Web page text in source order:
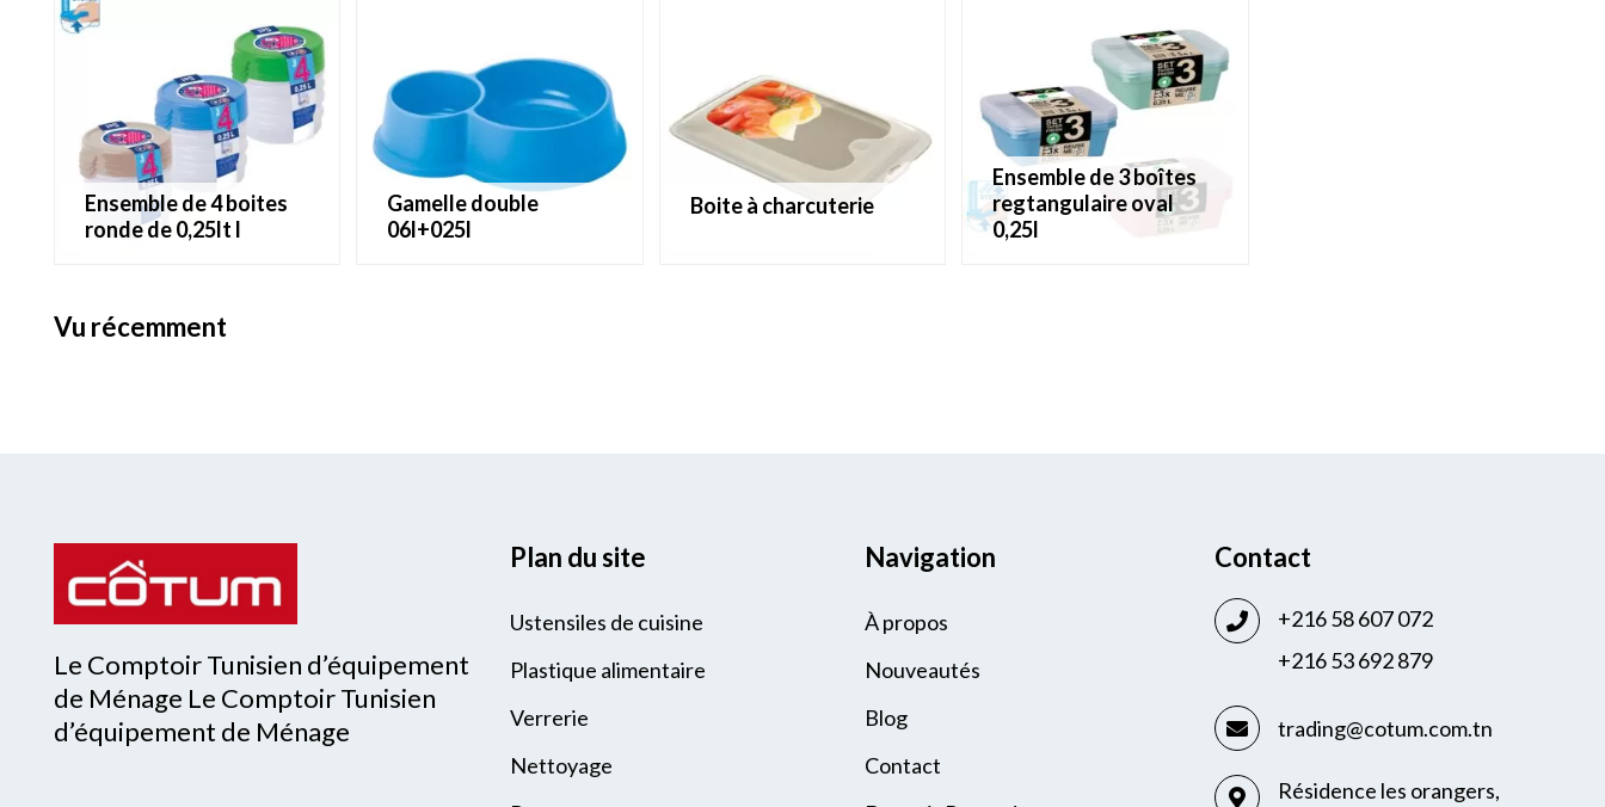
ensemble de 4 boites
ronde de 0,25lt l
gamelle double
06l+025l
boite à charcuterie
ensemble de 3 boîtes
regtangulaire oval
0,25l
vu récemment
Le Comptoir Tunisien d’équipement
de Ménage Le Comptoir Tunisien
d’équipement de Ménage
Plan du site
Ustensiles de cuisine
Plastique alimentaire
Verrerie
Nettoyage
Navigation
À propos
Nouveautés
Blog
Contact
Contact
+216 58 607 072
+216 53 692 879
trading@cotum.com.tn
Résidence les orangers,